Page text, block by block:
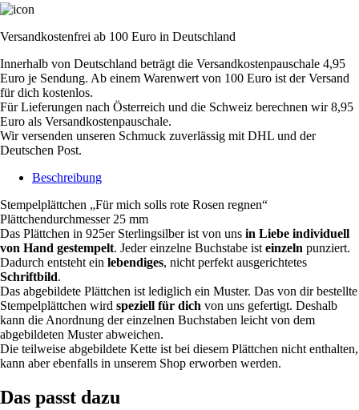
Versandkostenfrei ab 100 Euro in Deutschland
Innerhalb von Deutschland beträgt die Versandkostenpauschale 4,95
Euro je Sendung. Ab einem Warenwert von 100 Euro ist der Versand
für dich kostenlos.
Für Lieferungen nach Österreich und die Schweiz berechnen wir 8,95
Euro als Versandkostenpauschale.
Wir versenden unseren Schmuck zuverlässig mit DHL und der
Deutschen Post.
Beschreibung
Stempelplättchen „Für mich solls rote Rosen regnen“
Plättchendurchmesser 25 mm
Das Plättchen in 925er Sterlingsilber ist von uns in Liebe individuell
von Hand gestempelt. Jeder einzelne Buchstabe ist einzeln punziert.
Dadurch entsteht ein lebendiges, nicht perfekt ausgerichtetes
Schriftbild.
Das abgebildete Plättchen ist lediglich ein Muster. Das von dir bestellte
Stempelplättchen wird speziell für dich von uns gefertigt. Deshalb
kann die Anordnung der einzelnen Buchstaben leicht von dem
abgebildeten Muster abweichen.
Die teilweise abgebildete Kette ist bei diesem Plättchen nicht enthalten,
kann aber ebenfalls in unserem Shop erworben werden.
Das passt dazu